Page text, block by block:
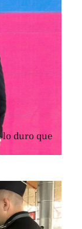
lo duro que